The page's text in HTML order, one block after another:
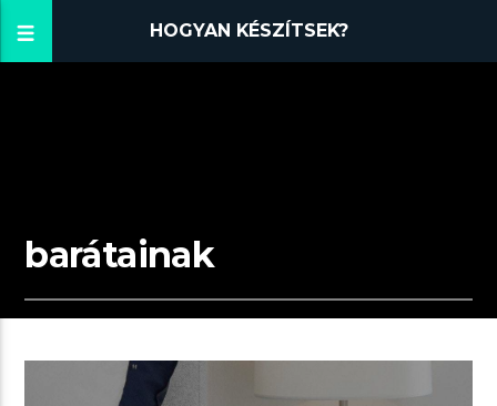
HOGYAN KÉSZÍTSEK?
barátainak
01:41 READ TIME